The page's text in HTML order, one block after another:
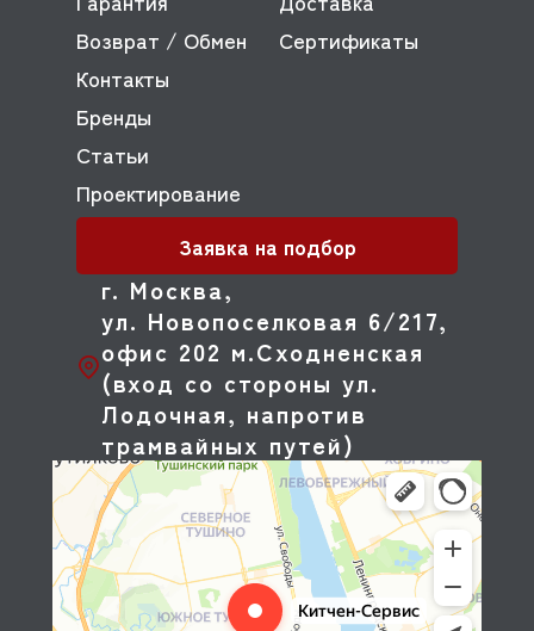
г. Москва,
ул. Новопоселковая 6/217,
офис 202 м.Сходненская
(вход со стороны ул.
Лодочная, напротив
трамвайных путей)
Возврат / Обмен
Сертификаты
Контакты
Бренды
Статьи
Проектирование
Заявка на подбор